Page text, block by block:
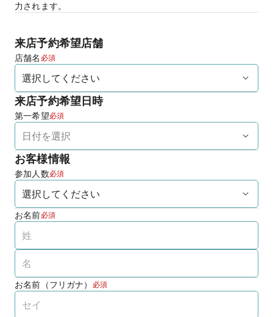
力されます。
来店予約希望店舗
店舗名 必須
来店予約希望日時
第一希望必須
お客様情報
参加人数必須
お名前必須
お名前（フリガナ） 必須